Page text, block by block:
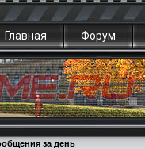
Главная Форум
за день